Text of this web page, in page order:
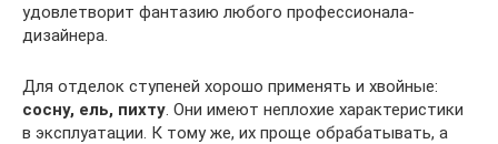
удовлетворит фантазию любого профессионала-
дизайнера.
Для отделок ступеней хорошо применять и хвойные:
сосну, ель, пихту. Они имеют неплохие характеристики
в эксплуатации. К тому же, их проще обрабатывать, а